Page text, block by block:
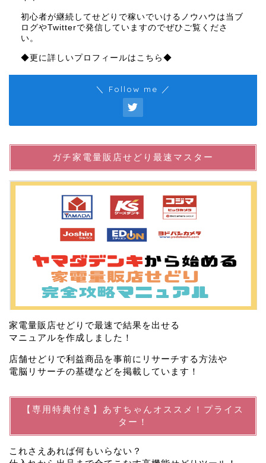
初心者が継続してせどりで稼いでいけるノウハウは当ブ
ログやTwitterで発信していますのでぜひご覧くださ
い。
◆更に詳しいプロフィールはこちら◆
＼ Follow me ／
ガチ家電量販店せどり最速マスター
家電量販店せどりで最速で結果を出せる
マニュアルを作成しました！
店舗せどりで利益商品を事前にリサーチする方法や
電脳リサーチの基礎などを掲載しています！
【専用特典付き】あすちゃんオススメ！プライス
ター！
これさえあれば何もいらない？